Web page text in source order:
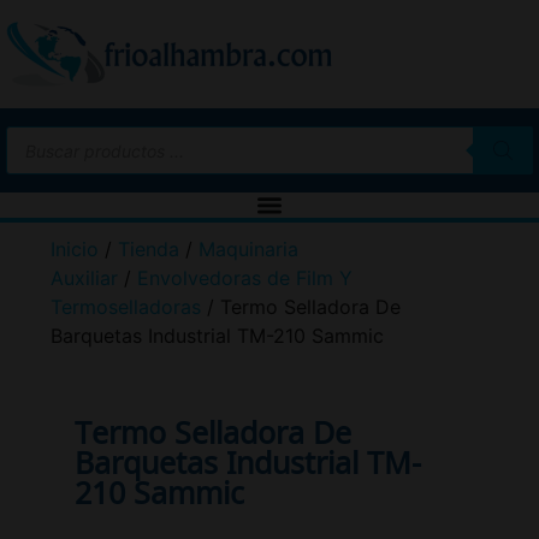
Inicio / Tienda / Maquinaria
Auxiliar / Envolvedoras de Film Y
Termoselladoras / Termo Selladora De
Barquetas Industrial TM-210 Sammic
Termo Selladora De
Barquetas Industrial TM-
210 Sammic